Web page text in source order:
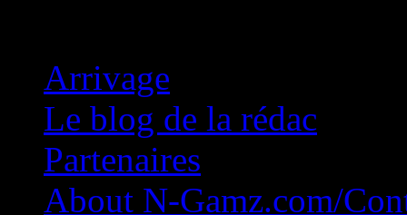
Arrivage
Le blog de la rédac
Partenaires
About N-Gamz.com/